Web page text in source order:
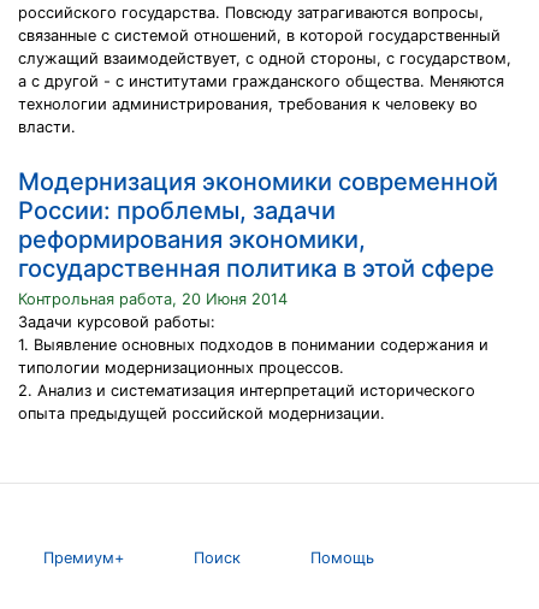
российского государства. Повсюду затрагиваются вопросы,
связанные с системой отношений, в которой государственный
служащий взаимодействует, с одной стороны, с государством,
а с другой - с институтами гражданского общества. Меняются
технологии администрирования, требования к человеку во
власти.
Модернизация экономики современной
России: проблемы, задачи
реформирования экономики,
государственная политика в этой сфере
Контрольная работа, 20 Июня 2014
Задачи курсовой работы:
1. Выявление основных подходов в понимании содержания и
типологии модернизационных процессов.
2. Анализ и систематизация интерпретаций исторического
опыта предыдущей российской модернизации.
Премиум+ Поиск Помощь